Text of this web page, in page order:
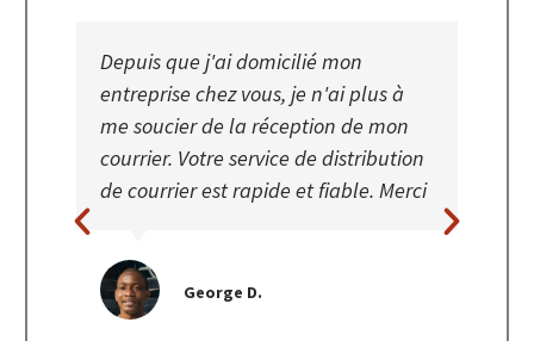
Depuis que j'ai domicilié mon
entreprise chez vous, je n'ai plus à
me soucier de la réception de mon
courrier. Votre service de distribution
de courrier est rapide et fiable. Merci
George D.